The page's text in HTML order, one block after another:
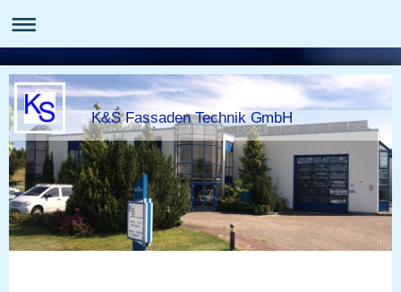
K&S Fassaden Technik GmbH